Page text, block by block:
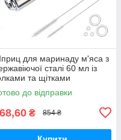
для маринаду м'яса з
сталі 60 мл із
та щітками
до відправки
₴ 854 ₴